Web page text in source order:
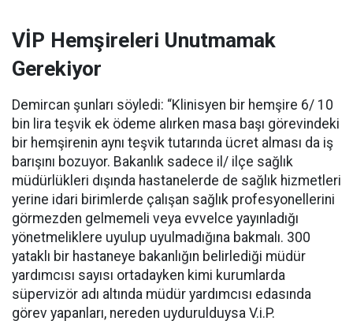
VİP Hemşireleri Unutmamak
Gerekiyor
Demircan şunları söyledi: “Klinisyen bir hemşire 6/ 10
bin lira teşvik ek ödeme alırken masa başı görevindeki
bir hemşirenin aynı teşvik tutarında ücret alması da iş
barışını bozuyor. Bakanlık sadece il/ ilçe sağlık
müdürlükleri dışında hastanelerde de sağlık hizmetleri
yerine idari birimlerde çalışan sağlık profesyonellerini
görmezden gelmemeli veya evvelce yayınladığı
yönetmeliklere uyulup uyulmadığına bakmalı. 300
yataklı bir hastaneye bakanlığın belirlediği müdür
yardımcısı sayısı ortadayken kimi kurumlarda
süpervizör adı altında müdür yardımcısı edasında
görev yapanları, nereden uydurulduysa V.i.P.